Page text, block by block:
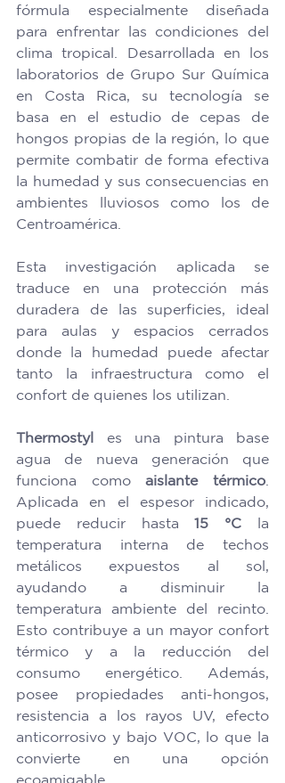
fórmula especialmente diseñada
para enfrentar las condiciones del
clima tropical. Desarrollada en los
laboratorios de Grupo Sur Química
en Costa Rica, su tecnología se
basa en el estudio de cepas de
hongos propias de la región, lo que
permite combatir de forma efectiva
la humedad y sus consecuencias en
ambientes lluviosos como los de
Centroamérica.
Esta investigación aplicada se
traduce en una protección más
duradera de las superficies, ideal
para aulas y espacios cerrados
donde la humedad puede afectar
tanto la infraestructura como el
confort de quienes los utilizan.
Thermostyl es una pintura base
agua de nueva generación que
funciona como aislante térmico
Aplicada en el espesor indicado,
puede reducir hasta 15 °C la
temperatura interna de techos
metálicos expuestos al sol,
ayudando a disminuir la
temperatura ambiente del recinto.
Esto contribuye a un mayor confort
térmico y a la reducción del
consumo energético. Además,
posee propiedades anti-hongos,
resistencia a los rayos UV, efecto
anticorrosivo y bajo VOC, lo que la
convierte en una opción
ecoamigable.